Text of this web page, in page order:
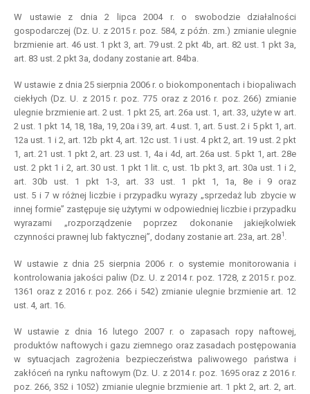
W ustawie z dnia 2 lipca 2004 r. o swobodzie działalności
gospodarczej (Dz. U. z 2015 r. poz. 584, z późn. zm.) zmianie ulegnie
brzmienie art. 46 ust. 1 pkt 3, art. 79 ust. 2 pkt 4b, art. 82 ust. 1 pkt 3a,
art. 83 ust. 2 pkt 3a, dodany zostanie art. 84ba.
W ustawie z dnia 25 sierpnia 2006 r. o biokomponentach i biopaliwach
ciekłych (Dz. U. z 2015 r. poz. 775 oraz z 2016 r. poz. 266) zmianie
ulegnie brzmienie art. 2 ust. 1 pkt 25, art. 26a ust. 1, art. 33, użyte w art.
2 ust. 1 pkt 14, 18, 18a, 19, 20a i 39, art. 4 ust. 1, art. 5 ust. 2 i 5 pkt 1, art.
12a ust. 1 i 2, art. 12b pkt 4, art. 12c ust. 1 i ust. 4 pkt 2, art. 19 ust. 2 pkt
1, art. 21 ust. 1 pkt 2, art. 23 ust. 1, 4a i 4d, art. 26a ust. 5 pkt 1, art. 28e
ust. 2 pkt 1 i 2, art. 30 ust. 1 pkt 1 lit. c, ust. 1b pkt 3, art. 30a ust. 1 i 2,
art. 30b ust. 1 pkt 1-3, art. 33 ust. 1 pkt 1, 1a, 8e i 9 oraz
ust. 5 i 7 w różnej liczbie i przypadku wyrazy „sprzedaż lub zbycie w
innej formie” zastępuje się użytymi w odpowiedniej liczbie i przypadku
wyrazami „rozporządzenie poprzez dokonanie jakiejkolwiek
czynności prawnej lub faktycznej”, dodany zostanie art. 23a, art. 281.
W ustawie z dnia 25 sierpnia 2006 r. o systemie monitorowania i
kontrolowania jakości paliw (Dz. U. z 2014 r. poz. 1728, z 2015 r. poz.
1361 oraz z 2016 r. poz. 266 i 542) zmianie ulegnie brzmienie art. 12
ust. 4, art. 16.
W ustawie z dnia 16 lutego 2007 r. o zapasach ropy naftowej,
produktów naftowych i gazu ziemnego oraz zasadach postępowania
w sytuacjach zagrożenia bezpieczeństwa paliwowego państwa i
zakłóceń na rynku naftowym (Dz. U. z 2014 r. poz. 1695 oraz z 2016 r.
poz. 266, 352 i 1052) zmianie ulegnie brzmienie art. 1 pkt 2, art. 2, art.